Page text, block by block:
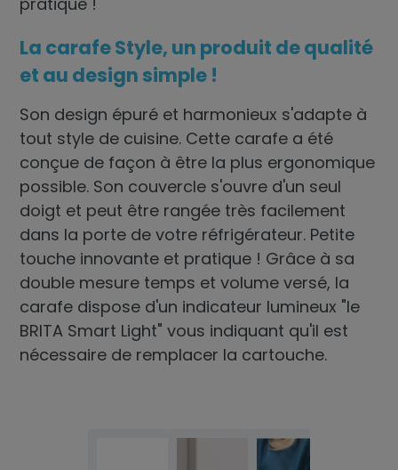
La carafe Style, un produit de qualité
et au design simple !
Son design épuré et harmonieux s'adapte à
tout style de cuisine. Cette carafe a été
conçue de façon à être la plus ergonomique
possible. Son couvercle s'ouvre d'un seul
doigt et peut être rangée très facilement
dans la porte de votre réfrigérateur. Petite
touche innovante et pratique ! Grâce à sa
double mesure temps et volume versé, la
carafe dispose d'un indicateur lumineux "le
BRITA Smart Light" vous indiquant qu'il est
nécessaire de remplacer la cartouche.